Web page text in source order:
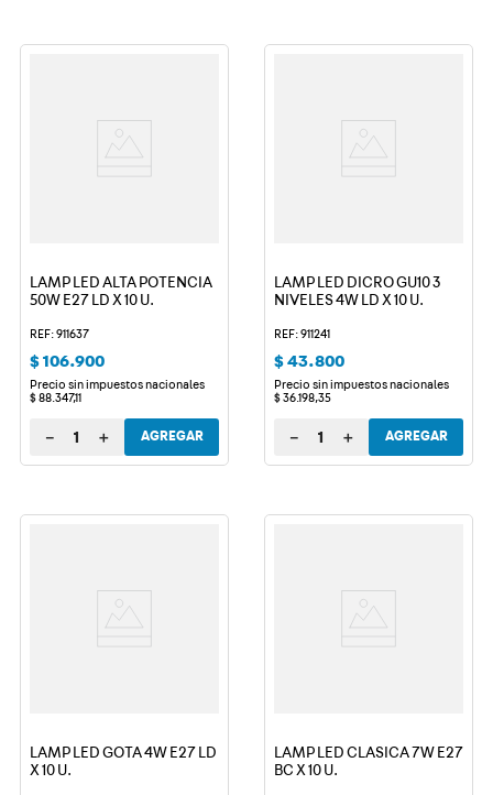
LAMP LED ALTA POTENCIA
50W E27 LD X 10 U.
REF: 911637
$106.900
Precio sin impuestos nacionales
$88 347,11
＋
－ AGREGAR
LAMP LED DICRO GU10 3
NIVELES 4W LD X 10 U.
REF: 911241
$43.800
Precio sin impuestos nacionales
$36198,35
＋
－ AGREGAR
LAMP LED GOTA 4W E27 LD
X 10 U.
LAMP LED CLASICA 7W E27
BC X 10 U.